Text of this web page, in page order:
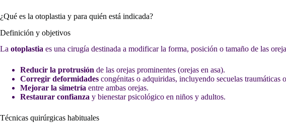
¿Qué es la otoplastia y para quién está indicada?
Definición y objetivos
La otoplastia es una cirugía destinada a modificar la forma, posición o tamaño de las
Reducir la protrusión de las orejas prominentes (orejas en asa).
Corregir deformidades congénitas o adquiridas, incluyendo secuelas traumáticas
Mejorar la simetría entre ambas orejas.
Restaurar confianza y bienestar psicológico en niños y adultos.
Técnicas quirúrgicas habituales